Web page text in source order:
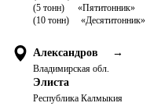
(5 тонн)	   «Пятитонник»
Александров →
Владимирская обл.
Элиста
Республика Калмыкия